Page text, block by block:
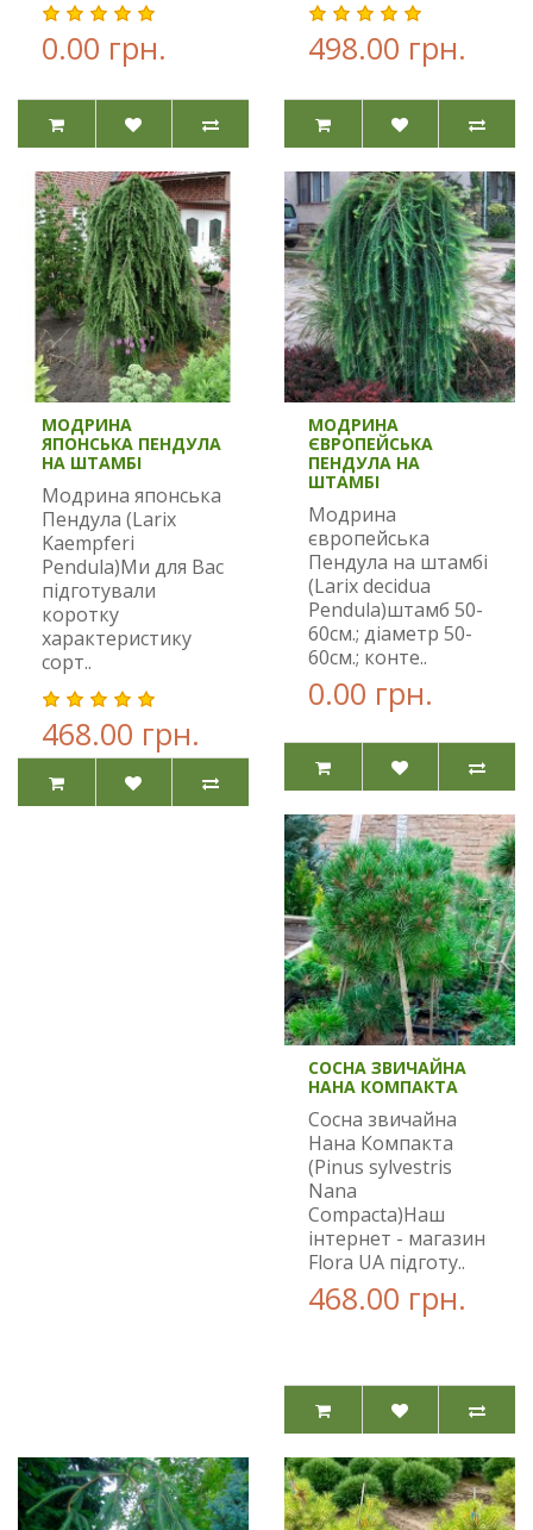
0.00 грн. 498.00 грн.
МОДРИНА
ЯПОНСЬКА ПЕНДУЛА
НА ШТАМБІ
Модрина японська
Пендула (Larix
Kaempferi
Pendula)Ми для Вас
підготували
коротку
характеристику
сорт..
468.00 грн.
МОДРИНА
ЄВРОПЕЙСЬКА
ПЕНДУЛА НА
ШТАМБІ
Модрина
європейська
Пендула на штамбі
(Larix decidua
Pendula)штамб 50-
60см.; діаметр 50-
60см.; конте..
0.00 грн.
СОСНА ЗВИЧАЙНА
НАНА КОМПАКТА
Сосна звичайна
Нана Компакта
(Pinus sylvestris
Nana
Compacta)Наш
інтернет - магазин
Flora UA підготу..
468.00 грн.